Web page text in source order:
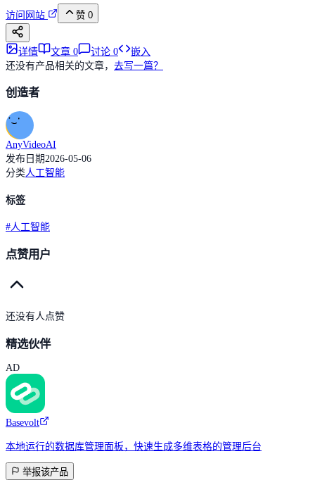
访问网站 赞 0
详情 文章 0 讨论 0
嵌入
还没有产品相关的文章， 去写一篇？
创造者
AnyVideoAI
发布日期2026-05-06
分类人工智能
标签
#人工智能
点赞用户
还没有人点赞
精选伙伴
AD
Basevolt
本地运行的数据库管理面板，快速生成多维表格的管理后台
举报该产品